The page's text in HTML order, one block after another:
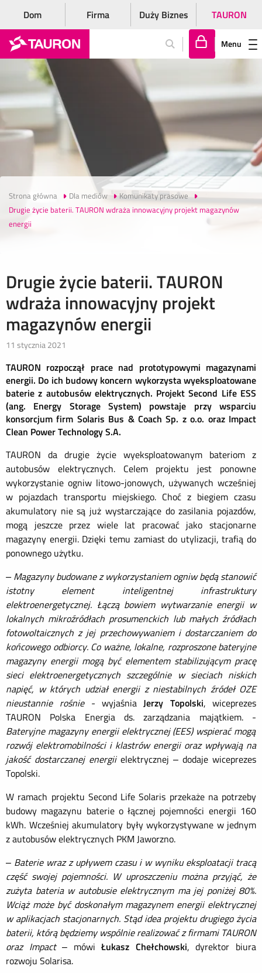
Dom Firma Duży Biznes TAURON
lo
gu
j
ę
Menu
Strona główna Dla mediów
Komunikaty prasowe
Drugie życie baterii. TAURON wdraża innowacyjny projekt magazynów
energii
Drugie życie baterii. TAURON
wdraża innowacyjny projekt
magazynów energii
11 stycznia 2021
TAURON rozpoczął prace nad prototypowymi magazynami
energii. Do ich budowy koncern wykorzysta wyeksploatowane
baterie z autobusów elektrycznych. Projekt Second Life ESS
(ang. Energy Storage System) powstaje przy wsparciu
konsorcjum firm Solaris Bus & Coach Sp. z o.o. oraz Impact
Clean Power Technology S.A.
TAURON da drugie życie wyeksploatowanym bateriom z
autobusów elektrycznych. Celem projektu jest ponowne
wykorzystanie ogniw litowo-jonowych, używanych wcześniej
w pojazdach transportu miejskiego. Choć z biegiem czasu
akumulatory nie są już wystarczające do zasilania pojazdów,
mogą jeszcze przez wiele lat pracować jako stacjonarne
magazyny energii. Dzięki temu zamiast do utylizacji, trafią do
ponownego użytku.
– Magazyny budowane z wykorzystaniem ogniw będą stanowić
istotny element inteligentnej infrastruktury
elektroenergetycznej. Łączą bowiem wytwarzanie energii w
lokalnych mikroźródłach prosumenckich lub małych źródłach
fotowoltaicznych z jej przechowywaniem i dostarczaniem do
końcowego odbiorcy. Co ważne, lokalne, rozproszone bateryjne
magazyny energii mogą być elementem stabilizującym pracę
sieci elektroenergetycznych szczególnie w sieciach niskich
napięć, w których udział energii z niestabilnych źródeł OZE
nieustannie rośnie - wyjaśnia Jerzy Topolski, wiceprezes
TAURON Polska Energia ds. zarządzania majątkiem. -
Bateryjne magazyny energii elektrycznej (EES) wspierać mogą
rozwój elektromobilności i klastrów energii oraz wpływają na
jakość dostarczanej energiielektrycznej – dodaje wiceprezes
Topolski.
W ramach projektu Second Life Solaris przekaże na potrzeby
budowy magazynu baterie o łącznej pojemności energii 160
kWh. Wcześniej akumulatory były wykorzystywane w jednym
z autobusów elektrycznych PKM Jaworzno.
– Baterie wraz z upływem czasu i w wyniku eksploatacji tracą
część swojej pojemności. W uproszczeniu można przyjąć, że
zużyta bateria w autobusie elektrycznym ma jej poniżej 80%.
Wciąż może być doskonałym magazynem energii elektrycznej
w aplikacjach stacjonarnych. Stąd idea projektu drugiego życia
baterii, którą będziemy wspólnie realizować z firmami TAURON
oraz Impact– mówiŁukasz Chełchowski, dyrektor biura
rozwoju Solarisa.